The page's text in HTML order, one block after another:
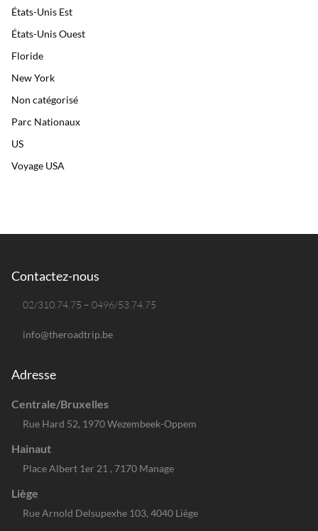
États-Unis Est
États-Unis Ouest
Floride
New York
Non catégorisé
Parc Nationaux
US
Voyage USA
Contactez-nous
02/310.74.75 – 0496/53.74.75
info@theroadtrip.be
Adresse
Centrale/Bruxelles
Rue Hard 52, 1970 Wezembeek-Oppem
Hainaut
Place Albert 1er 21 , 7170 Manage
Liège
Rue Arnold Delsupexhe 103, 4040 Liège